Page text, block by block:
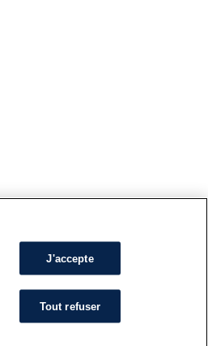
J'accepte
Tout refuser